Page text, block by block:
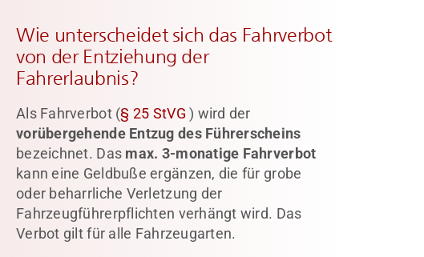
Wie unterscheidet sich das Fahrverbot
von der Entziehung der
Fahrerlaubnis?
Als Fahrverbot (§ 25 StVG) wird der
vorübergehende Entzug des Führerscheins
bezeichnet. Das max. 3-monatige Fahrverbot
kann eine Geldbuße ergänzen, die für grobe
oder beharrliche Verletzung der
Fahrzeugführerpflichten verhängt wird. Das
Verbot gilt für alle Fahrzeugarten.